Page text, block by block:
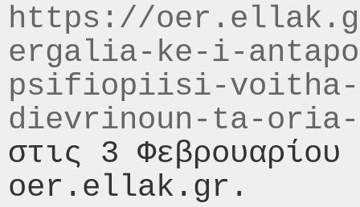
https://
ergalia-ke-i-
psifiopiisi-
dievrinoun-ta-
στις 3
oer.ellak.gr.